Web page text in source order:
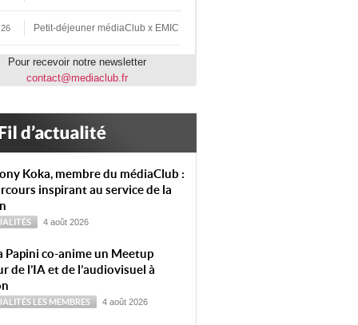
Petit-déjeuner médiaClub x EMIC
Pour recevoir notre newsletter
contact@mediaclub.fr
Koka, membre du médiaClub :
inspirant au service de la
4 août 2026
Papini co-anime un Meetup
de l’IA et de l’audiovisuel à
LES MEMBRES 4 août 2026